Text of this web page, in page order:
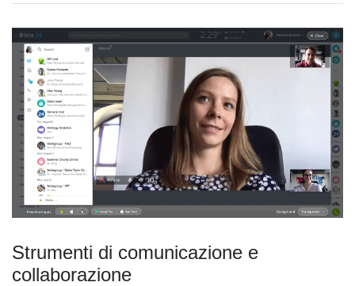
Strumenti di comunicazione e
collaborazione